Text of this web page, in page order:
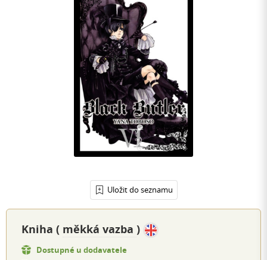
Uložit do seznamu
Kniha ( měkká vazba )
Dostupné u dodavatele